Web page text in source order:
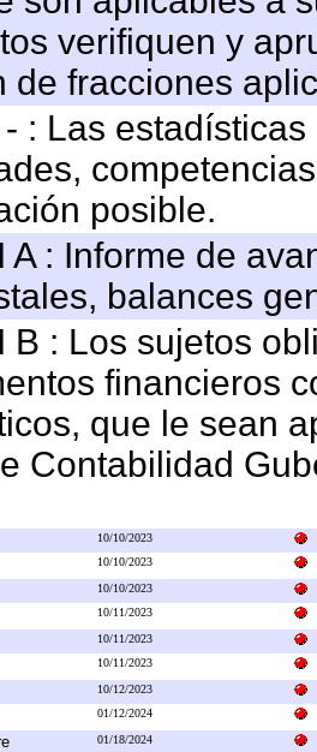
verifiquen y
de fracciones
: Las
posible.
A : Informe de
balances
B : Los sujetos
financieros
que le sean
Contabilidad
10/10/2023
10/10/2023
10/10/2023
10/11/2023
10/11/2023
10/11/2023
10/12/2023
01/12/2024
01/18/2024